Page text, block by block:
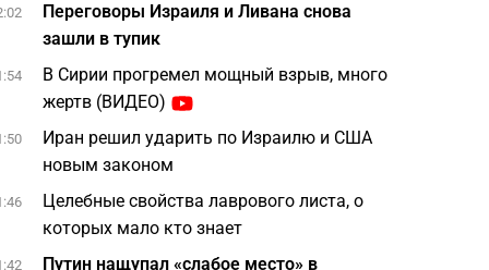
Переговоры Израиля и Ливана снова
зашли в тупик
В Сирии прогремел мощный взрыв, много
жертв (ВИДЕО)
Иран решил ударить по Израилю и США
новым законом
Целебные свойства лаврового листа, о
которых мало кто знает
Путин нащупал «слабое место» в